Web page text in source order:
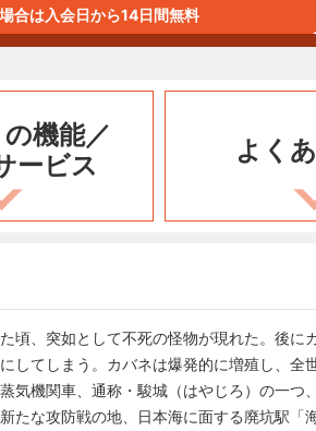
合は入会日から14日間無料
機能／
ービス
よく
、突如として不死の怪物が現れた。後に
してしまう。カバネは爆発的に増殖し、全
気機関車、通称・駿城（はやじろ）の一つ
たな攻防戦の地、日本海に面する廃坑駅「